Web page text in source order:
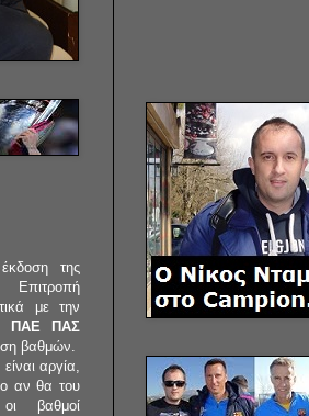
της
με την
ΠΑΕ ΠΑΣ
βαθμών.
αργία,
αν θα του
βαθμοί